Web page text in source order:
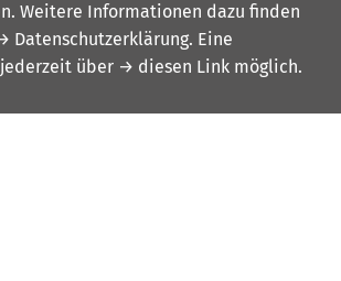
Weitere Informationen dazu finden
Datenschutzerklärung. Eine
über → diesen Link möglich.